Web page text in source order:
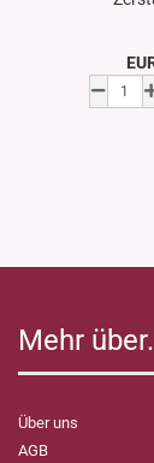
Mehr
Über uns
AGB